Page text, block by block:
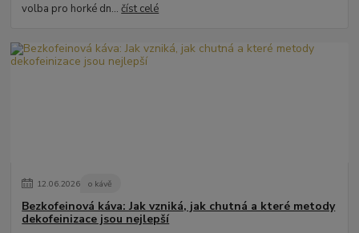
volba pro horké dn...číst celé
12.06.2026 o kávě
Bezkofeinová káva: Jak vzniká, jak chutná a které metody
dekofeinizace jsou nejlepší